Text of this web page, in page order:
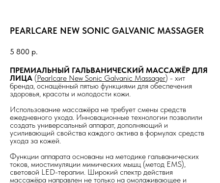
PEARLCARE NEW SONIC GALVANIC MASSAGER
5 800 р.
ПРЕМИАЛЬНЫЙ ГАЛЬВАНИЧЕСКИЙ МАССАЖЁР ДЛЯ
ЛИЦА (Pearlcare New Sonic Galvanic Massager) - хит
бренда, оснащённый пятью функциями для обеспечения
здоровья, красоты и молодости кожи.
Использование массажёра не требует смены средств
ежедневного ухода. Инновационные технологии позволили
создать универсальный аппарат, дополняющий и
усиливающий свойства каждого актива в формулах средств
ухода за кожей.
Функции аппарата основаны на методике гальванических
токов, миостимуляции мимических мышц (метод EMS),
световой LED-терапии. Широкий спектр действия
массажёра направлен не только на омолаживающее и